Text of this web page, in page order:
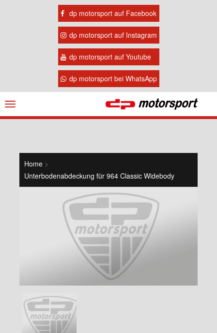
dp motorsport auf Facebook
dp motorsport auf Instagram
dp motorsport auf Youtube
dp motorsport bei WhatsApp
Navigation
ein-/ausblenden
Home >
Unterbodenabdeckung für 964 Classic Widebody